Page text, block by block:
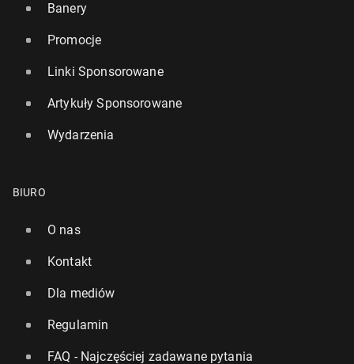
Banery
Promocje
Linki Sponsorowane
Artykuły Sponsorowane
Wydarzenia
BIURO
O nas
Kontakt
Dla mediów
Regulamin
FAQ - Najczęściej zadawane pytania